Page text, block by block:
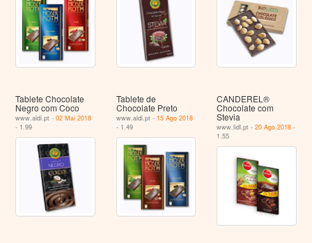
Tablete Chocolate
Negro com Coco
www.aldi.pt -02 Mai 2018
- 1.99
Tablete de
Chocolate Preto
www.aldi.pt - 15 Ago 2018
- 1.49
CANDEREL®
Chocolate com
Stevia
www.lidl.pt -20 Ago 2018 -
1.55